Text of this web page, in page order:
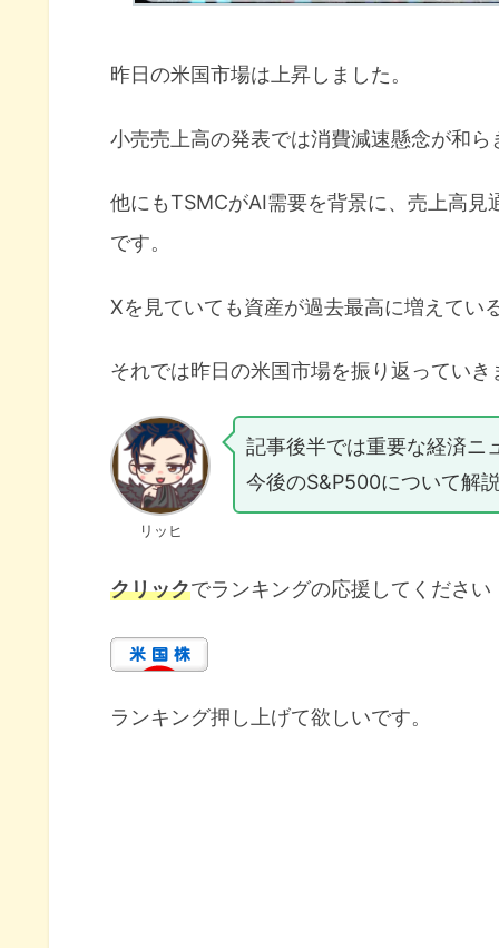
昨日の米国市場は上昇しました。
小売売上高の発表では消費減速懸念が和
他にもTSMCがAI需要を背景に、売上高
です。
Xを見ていても資産が過去最高に増えてい
それでは昨日の米国市場を振り返っていき
リッヒ
記事後半では重要な経済ニ
今後のS&P500について解
クリックでランキングの応援してください
ランキング押し上げて欲しいです。